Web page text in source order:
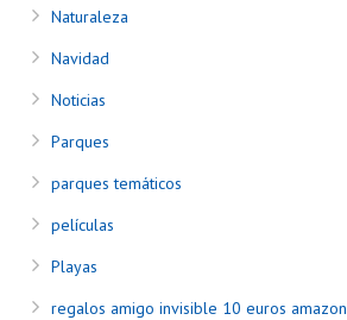
Naturaleza
Navidad
Noticias
Parques
parques temáticos
películas
Playas
regalos amigo invisible 10 euros amazon